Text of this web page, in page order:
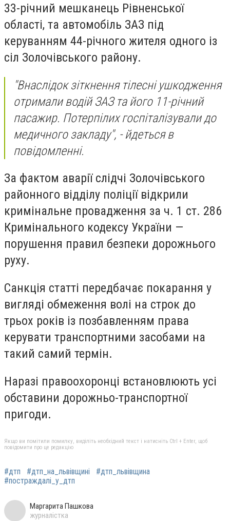
33-річний мешканець Рівненської
області, та автомобіль ЗАЗ під
керуванням 44-річного жителя одного із
сіл Золочівського району.
"Внаслідок зіткнення тілесні ушкодження
отримали водій ЗАЗ та його 11-річний
пасажир. Потерпілих госпіталізували до
медичного закладу", - йдеться в
повідомленні.
За фактом аварії слідчі Золочівського
районного відділу поліції відкрили
кримінальне провадження за ч. 1 ст. 286
Кримінального кодексу України —
порушення правил безпеки дорожнього
руху.
Санкція статті передбачає покарання у
вигляді обмеження волі на строк до
трьох років із позбавленням права
керувати транспортними засобами на
такий самий термін.
Наразі правоохоронці встановлюють усі
обставини дорожньо-транспортної
пригоди.
Якщо ви помітили помилку, виділіть необхідний текст і натисніть Ctrl + Enter, щоб
повідомити про це редакцію
#дтп #дтп_на_львівщині
#дтп_львівщина
#постраждалі_у_дтп
Маргарита Пашкова
журналістка